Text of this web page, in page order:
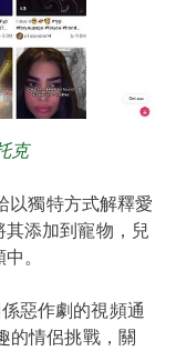
克
以獨特方式解釋愛
添加到寵物，兒
。
惡作劇的視頻通
的情侶挑戰，關